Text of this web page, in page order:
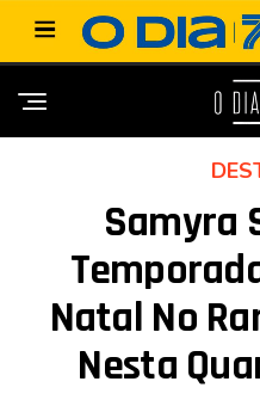
Samyra
Natal No
Nesta